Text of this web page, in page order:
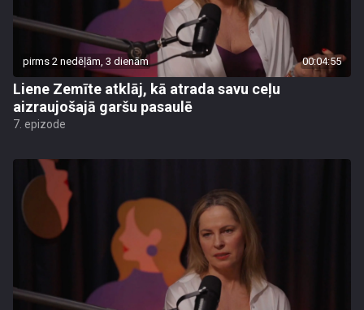
pirms 2 nedēļām, 3 dienām 00:04:55
Liene Zemīte atklāj, kā atrada savu ceļu
aizraujošajā garšu pasaulē
7. epizode